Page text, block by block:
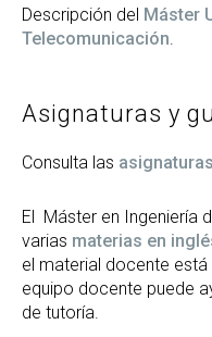
Descripción del Máster
Telecomunicación.
Asignaturas y
Consulta las
El Máster en Ingeniería
varias materias en
el material docente está
equipo docente puede
de tutoría.